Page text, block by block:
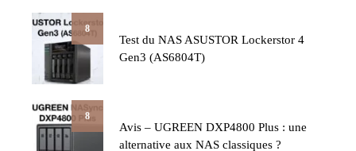
8
Test du NAS ASUSTOR Lockerstor 4
Gen3 (AS6804T)
8
Avis – UGREEN DXP4800 Plus : une
alternative aux NAS classiques ?